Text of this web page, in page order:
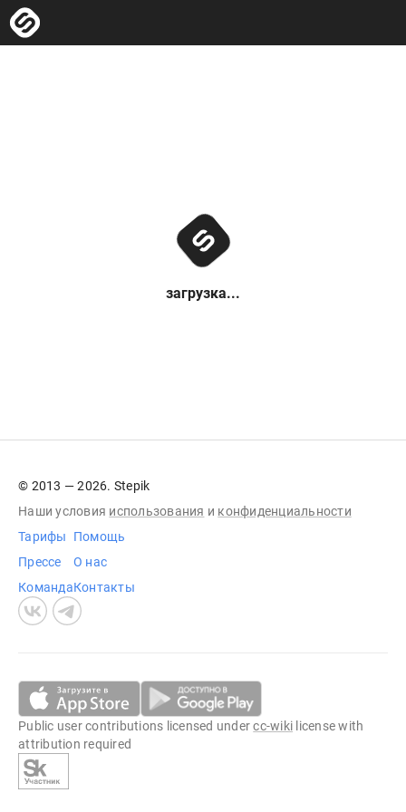
загрузка...
© 2013 — 2026. Stepik
Наши условия использования и конфиденциальности
Тарифы
Прессе
Команда
Помощь
О нас
Контакты
Public user contributions licensed undercc-wiki license with
attribution required